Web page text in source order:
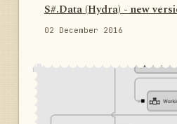
S#.Data (Hydra) - new
02 December 2016